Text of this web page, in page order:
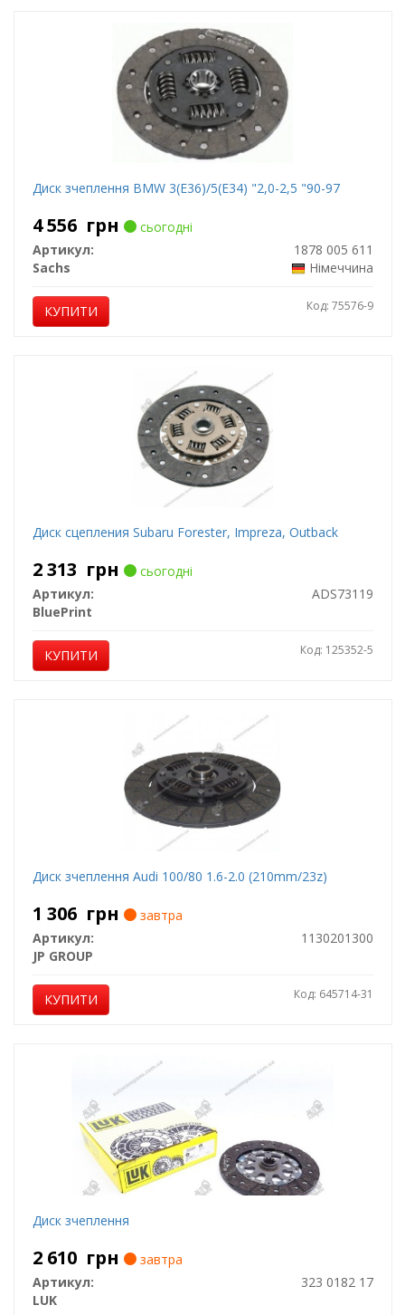
Диск зчеплення BMW 3(E36)/5(E34) "2,0-2,5 "90-97
4 556 грн
сьогодні
Артикул:
1878 005 611
Sachs
Німеччина
КУПИТИ Код: 75576-9
Диск сцепления Subaru Forester, Impreza, Outback
2 313 грн
сьогодні
Артикул:
ADS73119
BluePrint
КУПИТИ Код: 125352-5
Диск зчеплення Audi 100/80 1.6-2.0 (210mm/23z)
1 306 грн
завтра
Артикул:
1130201300
JP GROUP
КУПИТИ Код: 645714-31
Диск зчеплення
2 610 грн
завтра
Артикул:
323 0182 17
LUK